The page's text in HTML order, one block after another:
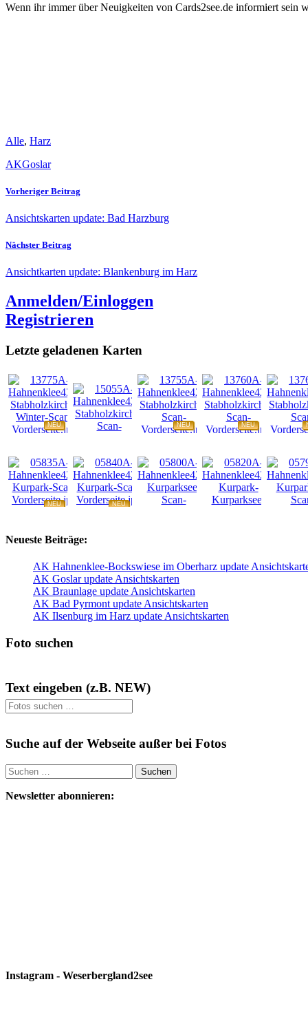
Wenn ihr immer über Neuigkeiten von Cards2see.de informiert sein
Alle, Harz
AKGoslar
Vorheriger Beitrag
Ansichtskarten update: Bad Harzburg
Nächster Beitrag
Ansichtkarten update: Blankenburg im Harz
Anmelden/Einloggen
Registrieren
Letzte geladenen Karten
NEU NEU NEU
NEU
NEU
Neueste Beiträge:
AK Hahnenklee-Bockswiese im Oberharz update
AK Goslar update Ansichtskarten
AK Braunlage update Ansichtskarten
AK Bad Pyrmont update Ansichtskarten
AK Ilsenburg im Harz update Ansichtskarten
Foto suchen
Text eingeben (z.B. NEW)
Suche auf der Webseite außer bei Fotos
Suchen
nach:
Newsletter abonnieren:
Instagram - Weserbergland2see